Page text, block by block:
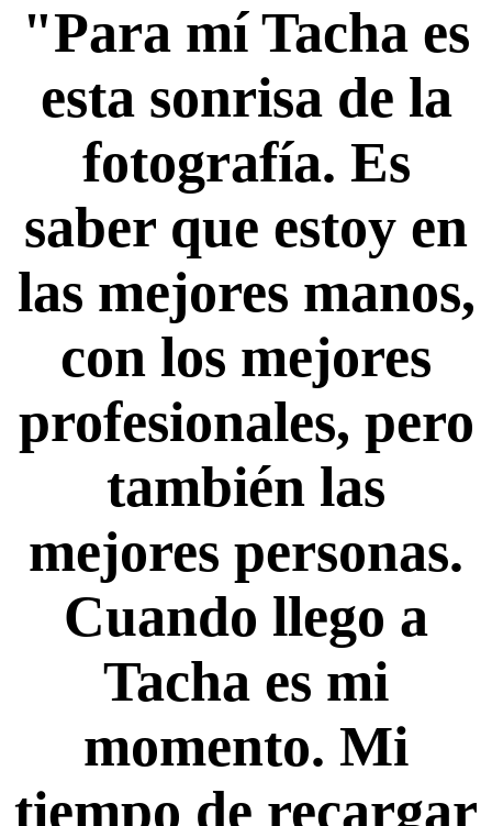
"Para mí Tacha es
esta sonrisa de la
fotografía. Es
saber que estoy en
las mejores manos,
con los mejores
profesionales, pero
también las
mejores personas.
Cuando llego a
Tacha es mi
momento. Mi
tiempo de recargar